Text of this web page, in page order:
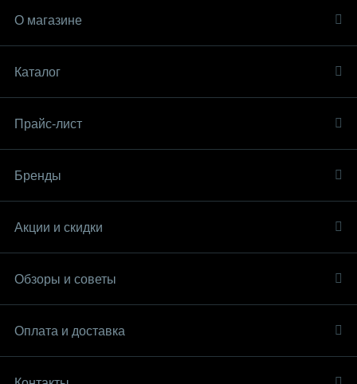
О магазине
Каталог
Прайс-лист
Бренды
Акции и скидки
Обзоры и советы
Оплата и доставка